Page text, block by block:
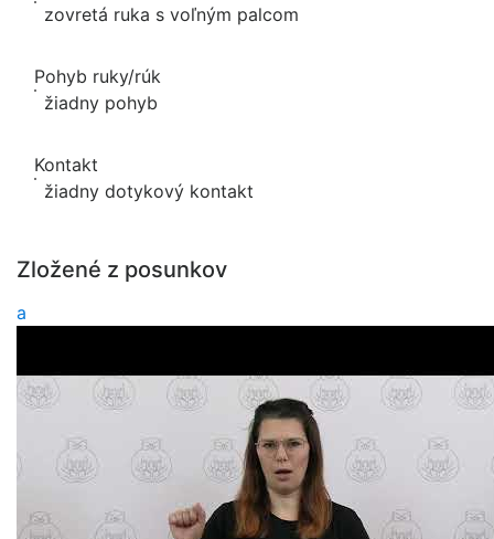
zovretá ruka s voľným palcom
Pohyb ruky/rúk
žiadny pohyb
Kontakt
žiadny dotykový kontakt
Zložené z posunkov
a